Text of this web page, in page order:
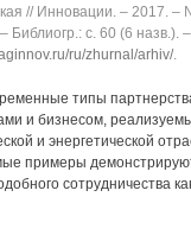
// Инновации. ‒ 2017. ‒
Библиогр.: с. 60 (6 назв.).
ru/zhurnal/arhiv/.
типы
и бизнесом,
и энергетической
примеры
сотрудничества